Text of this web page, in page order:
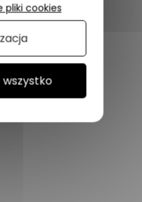
wszystko
pliki cookies